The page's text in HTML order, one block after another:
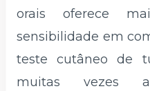
orais oferece
sensibilidade em
teste cutâneo de
muitas vezes